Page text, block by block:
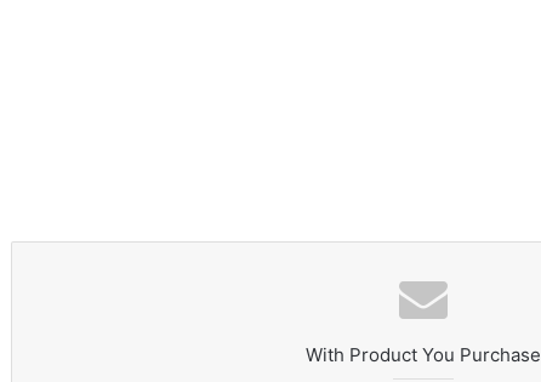
With Product You Purchase